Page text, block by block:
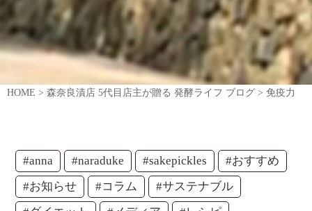
HOME > 森奈良漬店 5代目店主が贈る 発酵ライフ ブログ > 免疫力
#anna #naraduke #sakepickles
#おすすめ
#お知らせ
#コラム
#サステナブル